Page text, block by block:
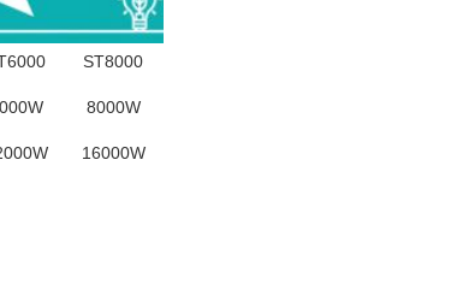
ST8000
8000W
16000W